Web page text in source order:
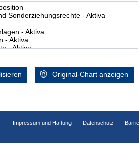
Original-Chart anzeigen
Impressum und Haftung Datenschutz